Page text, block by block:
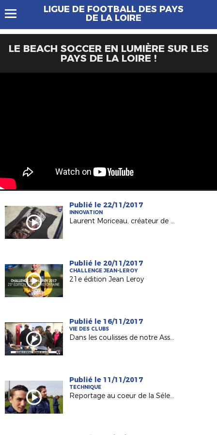
LIGUE DE FOOTBALL DES PAYS
DE LA LOIRE
LE BEACH SOCCER EN LUMIÈRE SUR LES
PAYS DE LA LOIRE !
Publié le 22/11/2017
INNOVATION
Laurent Moriceau, créateur de protège-tibias sur mesure !
Publié le 20/11/2017
CHALLENGE JEAN-LEROY
21e édition Jean Leroy
Publié le 16/11/2017
VIE DES CLUBS
Dans les coulisses de notre Assemblée Générale
Publié le 11/11/2017
TECHNIQUE
Reportage au coeur de la Sélection LFPL !